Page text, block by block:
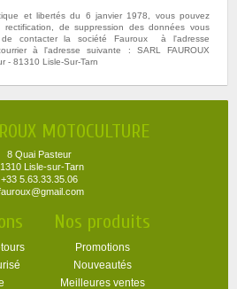
et libertés du 6 janvier 1978, vous pouvez
de suppression des données vous
de contacter la société Fauroux à l'adresse
à l'adresse suivante : SARL FAUROUX
- 81310 Lisle-Sur-Tarn
MOTOCULTURE
8 Quai Pasteur
Lisle-sur-Tarn
+33 5.63.33.35.06
Nos produits
Promotions
Nouveautés
Meilleures ventes